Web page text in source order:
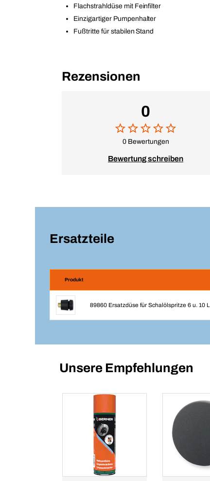
Flachstrahldüse mit Feinfilter
Einzigartiger Pumpenhalter
Fußtritte für stabilen Stand
Rezensionen
0
0 Bewertungen
Bewertung schreiben
Ersatzteile
Produkt
89860 Ersatzdüse für Schalölspritze 6 u. 10 L
Unsere Empfehlungen